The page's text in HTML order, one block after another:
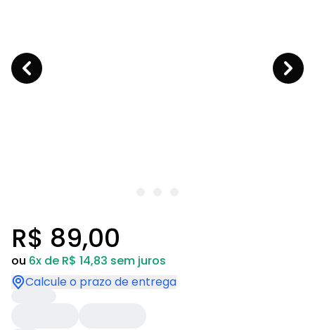
R$ 89,00
ou 6x de R$ 14,83 sem juros
Calcule o prazo de entrega